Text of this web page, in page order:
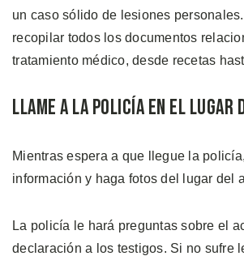
un caso sólido de lesiones
recopilar todos los documentos
tratamiento médico, desde recetas
Llame a la Policía en el Lugar
Mientras espera a que llegue la
información y haga fotos del lugar del
La policía le hará preguntas sobre el
declaración a los testigos. Si no sufre